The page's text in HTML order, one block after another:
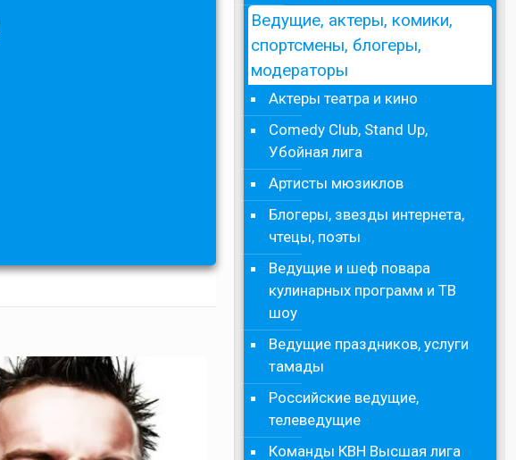
Ведущие, актеры, комики,
спортсмены, блогеры,
модераторы
Актеры театра и кино
Comedy Club, Stand Up,
Убойная лига
Артисты мюзиклов
Блогеры, звезды интернета,
чтецы, поэты
Ведущие и шеф повара
кулинарных программ и ТВ
шоу
Ведущие праздников, услуги
тамады
Российские ведущие,
телеведущие
Команды КВН Высшая лига